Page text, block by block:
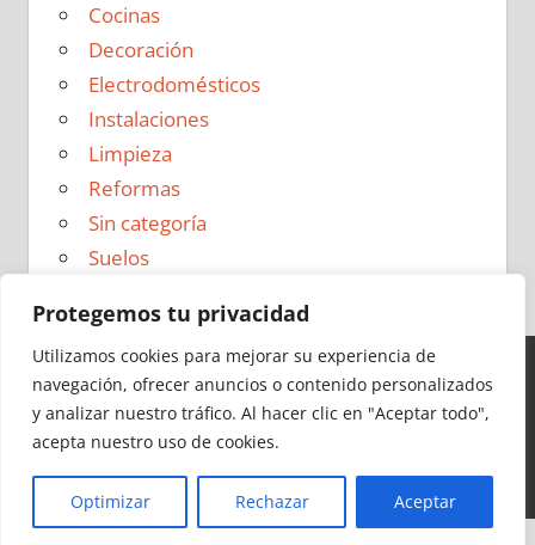
Protegemos tu privacidad
Utilizamos cookies para mejorar su experiencia de
navegación, ofrecer anuncios o contenido personalizados
y analizar nuestro tráfico. Al hacer clic en "Aceptar todo",
acepta nuestro uso de cookies.
Optimizar Rechazar Aceptar
Cocinas
Decoración
Electrodomésticos
Instalaciones
Limpieza
Reformas
Sin categoría
Suelos
Ideas para Reformas en 2026 - Todos los derechos
reservados -Política de Privacidad |Aviso Legal|Política
CerrarMás información|Y más|Y más